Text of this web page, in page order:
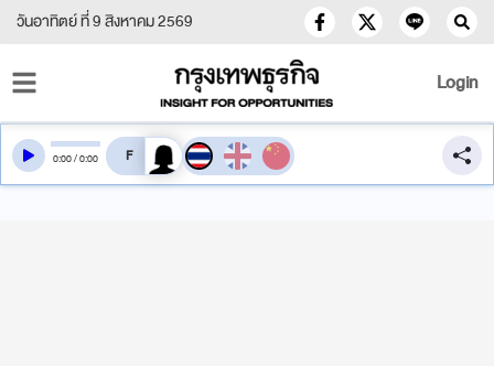
วันอาทิตย์ ที่ 9 สิงหาคม 2569
Login
0:00/0:00 สลับเสียงอ่าน